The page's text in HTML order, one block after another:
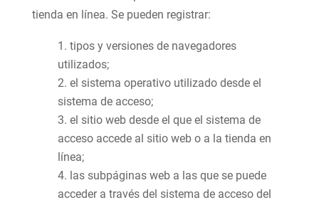
tienda en línea. Se pueden registrar:
tipos y versiones de navegadores
utilizados;
el sistema operativo utilizado desde el
sistema de acceso;
el sitio web desde el que el sistema de
acceso accede al sitio web o a la tienda en
línea;
las subpáginas web a las que se puede
acceder a través del sistema de acceso del